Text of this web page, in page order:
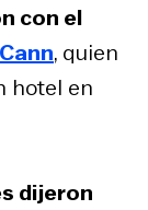
con el
, quien
hotel en
dijeron